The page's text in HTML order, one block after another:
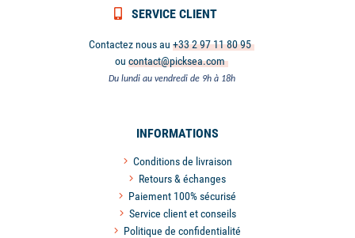
SERVICE CLIENT
Contactez nous au +33 2 97 11 80 95
ou contact@picksea.com
Du lundi au vendredi de 9h à 18h
INFORMATIONS
Conditions de livraison
Retours & échanges
Paiement 100% sécurisé
Service client et conseils
Politique de confidentialité